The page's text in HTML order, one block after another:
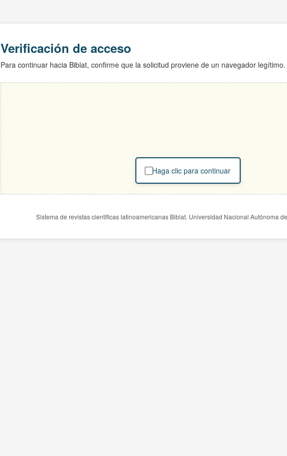
Verificación de acceso
Para continuar hacia Biblat, confirme que la solicitud proviene de un navegador legítimo.
Haga clic para continuar
Sistema de revistas científicas latinoamericanas Biblat. Universidad Nacional Autónoma